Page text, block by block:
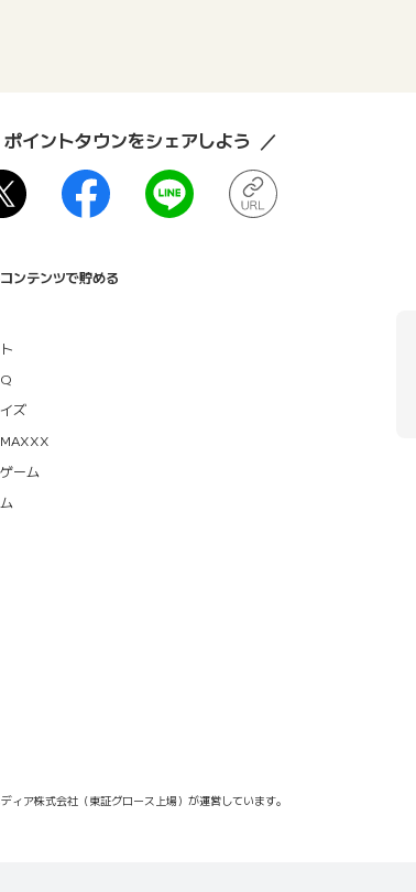
ポイントタウンをシェアしよう
ンテンツで貯める
ズ
ーム
ィア株式会社（東証グロース上場）が運営しています。